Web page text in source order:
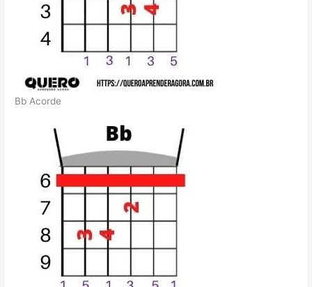
Bb Acorde